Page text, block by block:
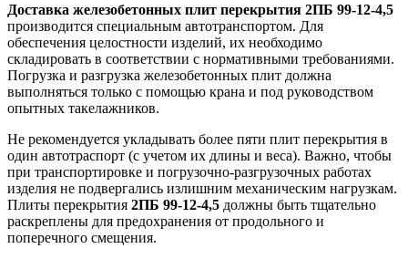
Доставка железобетонных плит перекрытия 2ПБ 99-12-4,5
производится специальным автотранспортом. Для
обеспечения целостности изделий, их необходимо
складировать в соответствии с нормативными требованиями.
Погрузка и разгрузка железобетонных плит должна
выполняться только с помощью крана и под руководством
опытных такелажников.
Не рекомендуется укладывать более пяти плит перекрытия в
один автотраспорт (с учетом их длины и веса). Важно, чтобы
при транспортировке и погрузочно-разгрузочных работах
изделия не подвергались излишним механическим нагрузкам.
Плиты перекрытия 2ПБ 99-12-4,5 должны быть тщательно
раскреплены для предохранения от продольного и
поперечного смещения.